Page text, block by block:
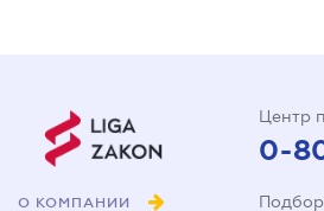
О КОМПАНИИ
Центр
0-